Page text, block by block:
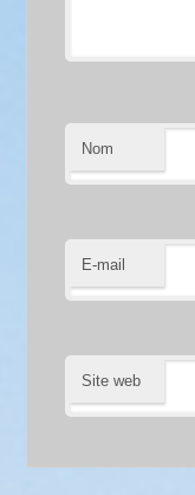
Nom
E-mail
Site web